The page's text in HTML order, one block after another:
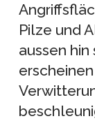
Pilze und
aussen